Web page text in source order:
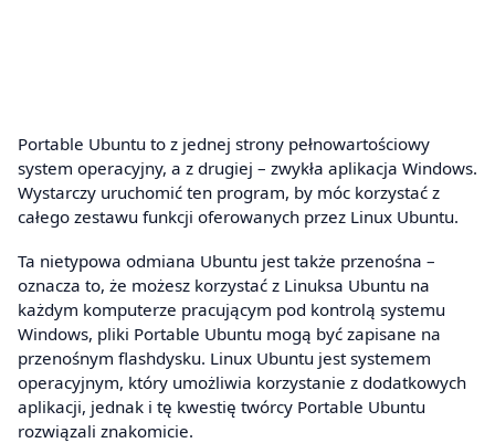
Portable Ubuntu to z jednej strony pełnowartościowy
system operacyjny, a z drugiej – zwykła aplikacja Windows.
Wystarczy uruchomić ten program, by móc korzystać z
całego zestawu funkcji oferowanych przez Linux Ubuntu.
Ta nietypowa odmiana Ubuntu jest także przenośna –
oznacza to, że możesz korzystać z Linuksa Ubuntu na
każdym komputerze pracującym pod kontrolą systemu
Windows, pliki Portable Ubuntu mogą być zapisane na
przenośnym flashdysku. Linux Ubuntu jest systemem
operacyjnym, który umożliwia korzystanie z dodatkowych
aplikacji, jednak i tę kwestię twórcy Portable Ubuntu
rozwiązali znakomicie.